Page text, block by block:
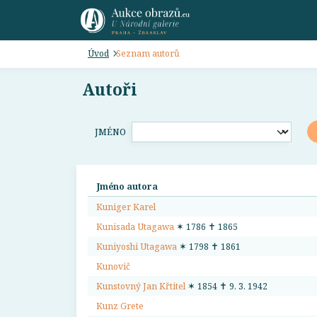
Úvod Seznam autorů
Autoři
JMÉNO
Jméno autora
Kuniger Karel
Kunisada Utagawa ✶ 1786 ✝ 1865
Kuniyoshi Utagawa ✶ 1798 ✝ 1861
Kunovič
Kunstovný Jan Křtitel ✶ 1854 ✝ 9. 3. 1942
Kunz Grete